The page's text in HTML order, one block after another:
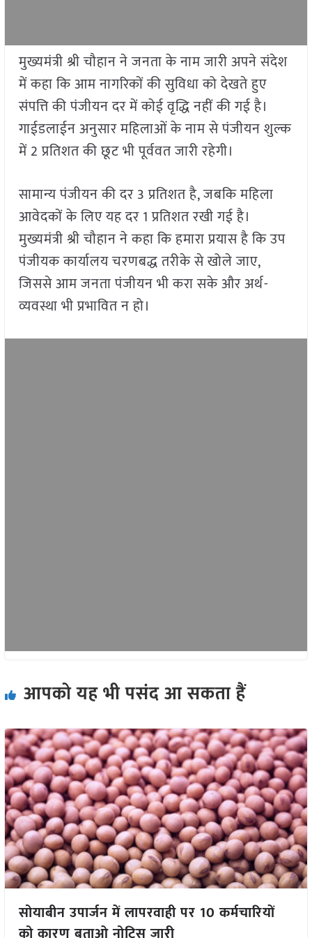
मुख्यमंत्री श्री चौहान ने जनता के नाम जारी अपने संदेश
में कहा कि आम नागरिकों की सुविधा को देखते हुए
संपत्ति की पंजीयन दर में कोई वृद्धि नहीं की गई है।
गाईडलाईन अनुसार महिलाओं के नाम से पंजीयन शुल्क
में 2 प्रतिशत की छूट भी पूर्ववत जारी रहेगी।
सामान्य पंजीयन की दर 3 प्रतिशत है, जबकि महिला
आवेदकों के लिए यह दर 1 प्रतिशत रखी गई है।
मुख्यमंत्री श्री चौहान ने कहा कि हमारा प्रयास है कि उप
पंजीयक कार्यालय चरणबद्ध तरीके से खोले जाए,
जिससे आम जनता पंजीयन भी करा सके और अर्थ-
व्यवस्था भी प्रभावित न हो।
आपको यह भी पसंद आ सकता हैं
सोयाबीन उपार्जन में लापरवाही पर 10 कर्मचारियों